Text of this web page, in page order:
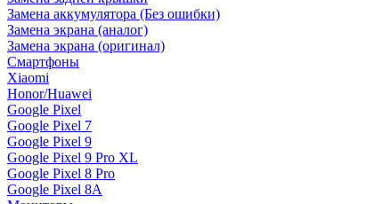
Замена аккумулятора (Без ошибки)
Замена экрана (аналог)
Замена экрана (оригинал)
Смартфоны
Xiaomi
Honor/Huawei
Google Pixel
Google Pixel 7
Google Pixel 9
Google Pixel 9 Pro XL
Google Pixel 8 Pro
Google Pixel 8A